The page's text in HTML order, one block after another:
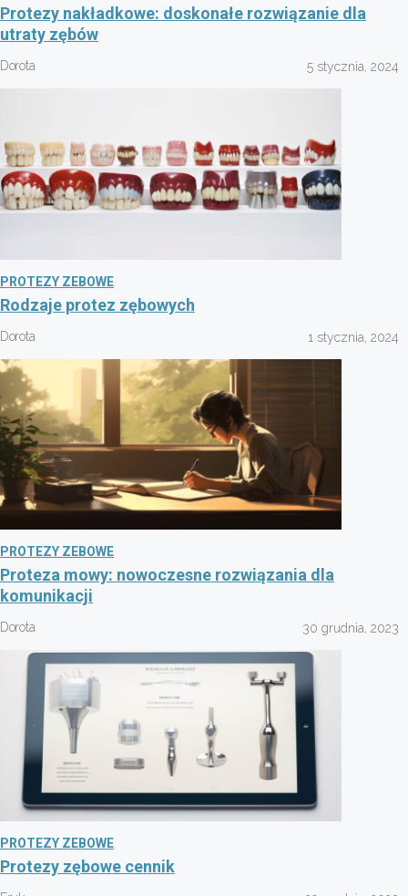
Protezy nakładkowe: doskonałe rozwiązanie dla
utraty zębów
Dorota 5 stycznia, 2024
PROTEZY ZEBOWE
Rodzaje protez zębowych
Dorota 1 stycznia, 2024
PROTEZY ZEBOWE
Proteza mowy: nowoczesne rozwiązania dla
komunikacji
Dorota 30 grudnia, 2023
PROTEZY ZEBOWE
Protezy zębowe cennik